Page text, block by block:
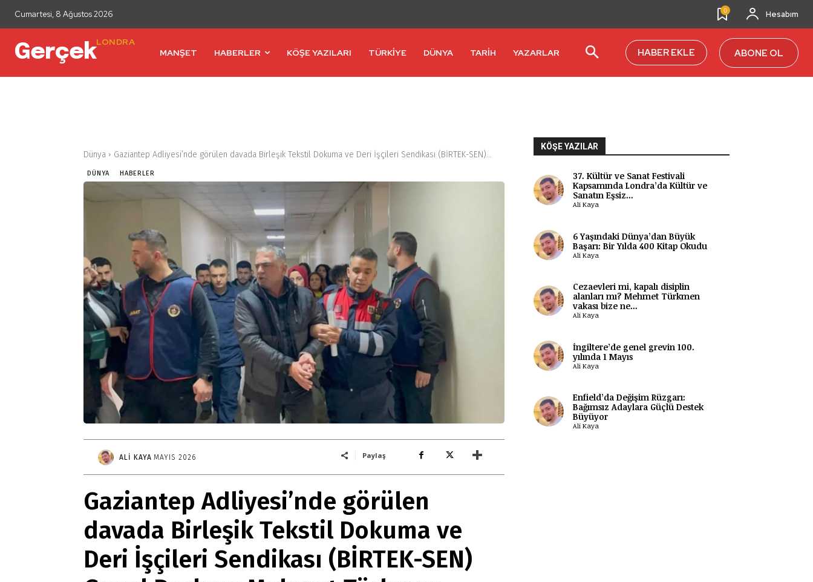
Gerçek ile
dayanışma
aboneliği
Aboneliğiniz, otomatik olarak yenilenir.
Paketler arasında fark yoktur. Bütçenize uygun paketi
£50
£100
Cumartesi, 8 Ağustos 2026 0 Hesabım
GerçekLONDRA
MANŞET
HABERLER KÖŞE YAZILARI TÜRKİYE DÜNYA TARİH YAZARLAR HABER EKLE ABONE OL
Dünya Gaziantep Adliyesi’nde görülen davada Birleşik Tekstil Dokuma ve Deri İşçileri Sendikası (BİRTEK-SEN)...
DÜNYA HABERLER
ALI KAYA MAYIS 2026 Paylaş
Gaziantep Adliyesi’nde görülen
davada Birleşik Tekstil Dokuma ve
Deri İşçileri Sendikası (BİRTEK-SEN)
KÖŞE YAZILAR
37. Kültür ve Sanat Festivali
Kapsamında Londra’da Kültür ve
Sanatın Eşsiz...
Ali Kaya
6 Yaşındaki Dünya’dan Büyük
Başarı: Bir Yılda 400 Kitap Okudu
Ali Kaya
Cezaevleri mi, kapalı disiplin
alanları mı? Mehmet Türkmen
vakası bize ne...
Ali Kaya
İngiltere’de genel grevin 100.
yılında 1 Mayıs
Ali Kaya
Enfield’da Değişim Rüzgarı:
Bağımsız Adaylara Güçlü Destek
Büyüyor
Ali Kaya